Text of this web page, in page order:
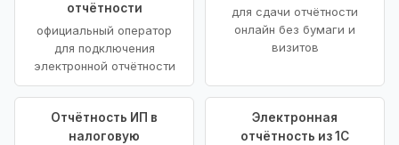
отчётности
официальный оператор
для подключения
электронной отчётности
для сдачи отчётности
онлайн без бумаги и
визитов
Отчётность ИП в
налоговую
Электронная
отчётность из 1С